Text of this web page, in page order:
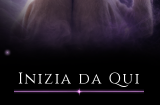
Inizia da Qui